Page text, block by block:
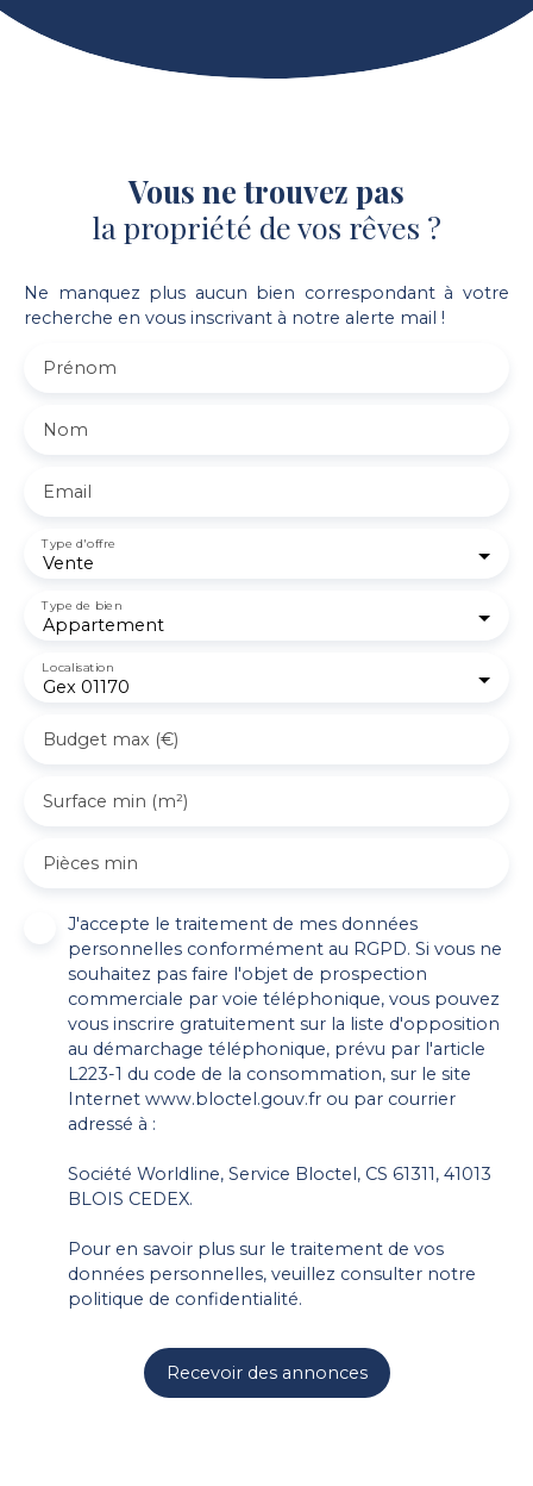
Vous ne trouvez pas
la propriété de vos rêves ?
Ne manquez plus aucun bien correspondant à votre
recherche en vous inscrivant à notre alerte mail !
Prénom
Nom
Email
Vente
Type d'offre
Appartement
Type de bien
Gex 01170
Localisation
Budget max (€)
Surface min (m²)
Pièces min
J'accepte le traitement de mes données
personnelles conformément au RGPD. Si vous ne
souhaitez pas faire l'objet de prospection
commerciale par voie téléphonique, vous pouvez
vous inscrire gratuitement sur la liste d'opposition
au démarchage téléphonique, prévu par l'article
L223-1 du code de la consommation, sur le site
Internet www.bloctel.gouv.fr ou par courrier
adressé à :
Société Worldline, Service Bloctel, CS 61311, 41013
BLOIS CEDEX.
Pour en savoir plus sur le traitement de vos
données personnelles, veuillez consulter notre
politique de confidentialité.
Recevoir des annonces